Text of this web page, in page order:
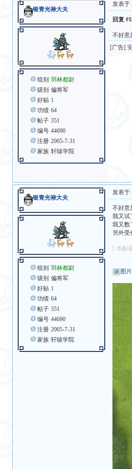
银青光禄大夫
组别 羽林都尉
级别 偏将军
好贴 1
功绩 64
帖子 351
编号 44690
注册 2005-7-31
家族 轩辕学院
发表于
回复
不好意
[广告]
银青光禄大夫
组别 羽林都尉
级别 偏将军
好贴 1
功绩 64
帖子 351
编号 44690
注册 2005-7-31
家族 轩辕学院
发表于
不好意
我又试
我又数
另外受
[ 本帖
图